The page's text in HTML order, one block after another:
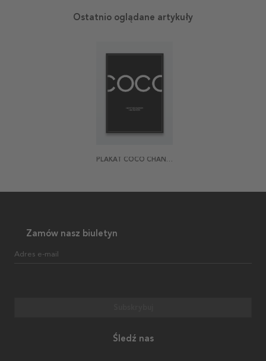
Ostatnio oglądane artykuły
PLAKAT COCO CHANEL DARK
Zamów nasz biuletyn
Adres e-mail
Śledź nas